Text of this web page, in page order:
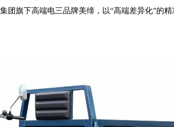
团旗下高端电三品牌美缔，以“高端差异化”的